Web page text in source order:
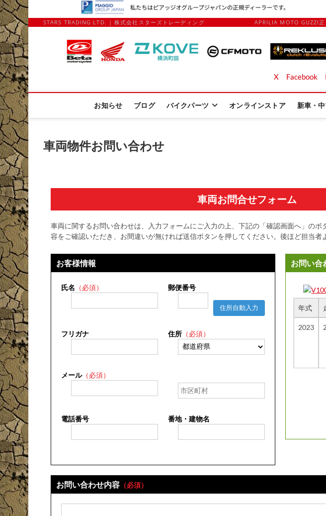
STARS TRADING LTD. | 株式会社スターズトレーディング APRILIA MOTO GUZZI
Stars Trading Ltd. | 株式会社スタ
APRILIA MOTO GUZZI正規ディーラー、REKLUSE、ZAP TECHNIX、 KOUBA LINK正規輸入元、逆輸
X Facebook
お知らせ ブログ バイクパーツ オンラインストア 新車・
車両物件お問い合わせ
車両お問合せフォーム
車両に関するお問い合わせは、入力フォームにご入力の上、下記の「確認画面へ」のボ
容をご確認いただき、お間違いが無ければ送信ボタンを押してください。後ほど担当者
お客様情報
氏名 （必須） 郵便番号
住所自動入力
フリガナ 住所（必須）
メール（必須）
電話番号 番地・建物名
お問い合
年式
2023
お問い合わせ内容 （必須）